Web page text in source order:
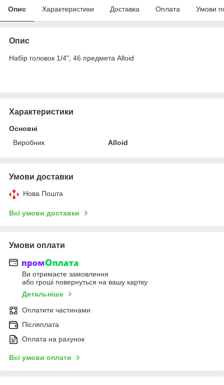
Опис Характеристики Доставка Оплата Умови
Опис
Набір головок 1/4", 46 предмета Alloid
Характеристики
Основні
Виробник
Alloid
Умови доставки
Нова Пошта
Всі умови доставки
Умови оплати
Ви отримаєте замовлення
або гроші повернуться на вашу картку
Детальніше
Оплатити частинами
Післяплата
Оплата на рахунок
Всі умови оплати